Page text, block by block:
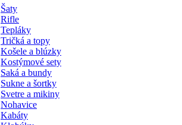
Šaty
Rifle
Tepláky
Tričká a topy
Košele a blúzky
Kostýmové sety
Saká a bundy
Sukne a šortky
Svetre a mikiny
Nohavice
Kabáty